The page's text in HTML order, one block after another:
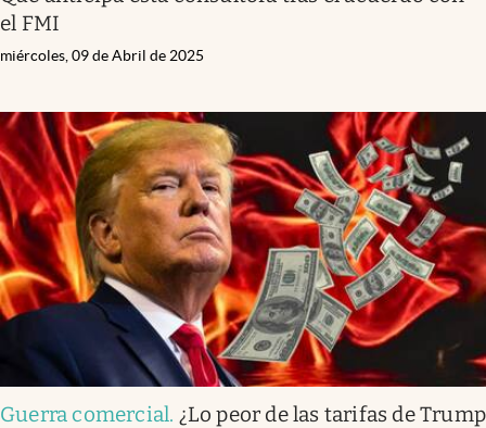
el FMI
miércoles, 09 de Abril de 2025
Guerra comercial. ¿Lo peor de las tarifas de Trump